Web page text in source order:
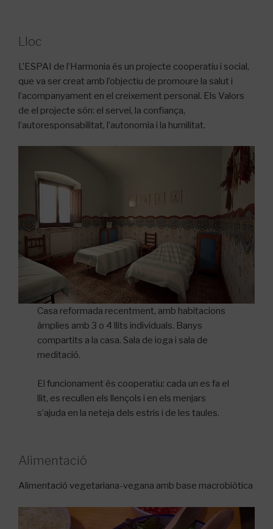
Lloc
L’ESPAI de l’Harmonia és un projecte cooperatiu i social,
que va ser creat amb l’objectiu de promoure la salut i
l’acompanyament en el creixement personal. Els Valors
de el projecte són: el servei, la confiança,
l’autoresponsabilitat, l’autonomia i la humilitat.
Casa reformada recentment, amb habitacions
àmplies amb 3 o 4 llits individuals. Banys
compartits a la casa. Sala de ioga i sala de
meditació.
El funcionament és cooperatiu: cada un es fa el
llit, es recullen els llençols i en els menjars
s’ajuda en la neteja dels estris i de les taules.
Alimentació
Alimentació vegetariana-vegana amb base macrobiòtica